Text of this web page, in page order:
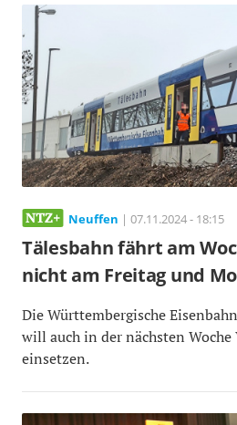
Neuffen | 07.11.2024 - 18:15
Tälesbahn fährt am
nicht am Freitag und
Die Württembergische
will auch in der nächsten Woche
einsetzen.